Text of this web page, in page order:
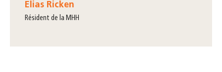
Elias Ricken
résident de la MHH